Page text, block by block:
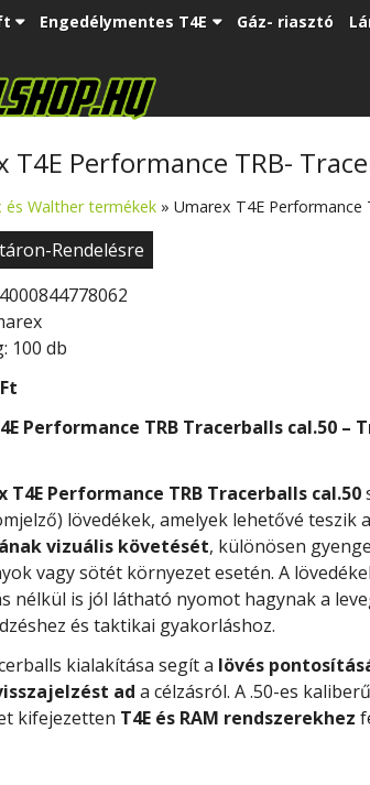
Engedélymentes T4E Gáz- riasztó
T4E Performance TRB-
és Walther termékek » Umarex T4E Performance
Rendelésre
100 db
Performance TRB Tracerballs cal.50 –
T4E Performance TRB Tracerballs cal.50
lövedékek, amelyek lehetővé teszik a
vizuális követését, különösen gyenge
vagy sötét környezet esetén. A
nélkül is jól látható nyomot hagynak a
és taktikai gyakorláshoz.
kialakítása segít a lövés
ad a célzásról. A .50-es kaliberű
kifejezetten T4E és RAM rendszerekhez